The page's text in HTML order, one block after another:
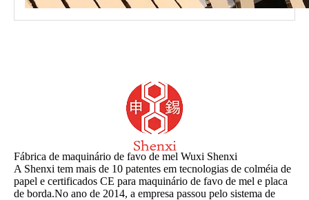
Fábrica de maquinário de favo de mel Wuxi Shenxi
A Shenxi tem mais de 10 patentes em tecnologias de colméia de
papel e certificados CE para maquinário de favo de mel e placa
de borda.No ano de 2014, a empresa passou pelo sistema de